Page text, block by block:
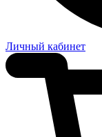
Личный кабинет